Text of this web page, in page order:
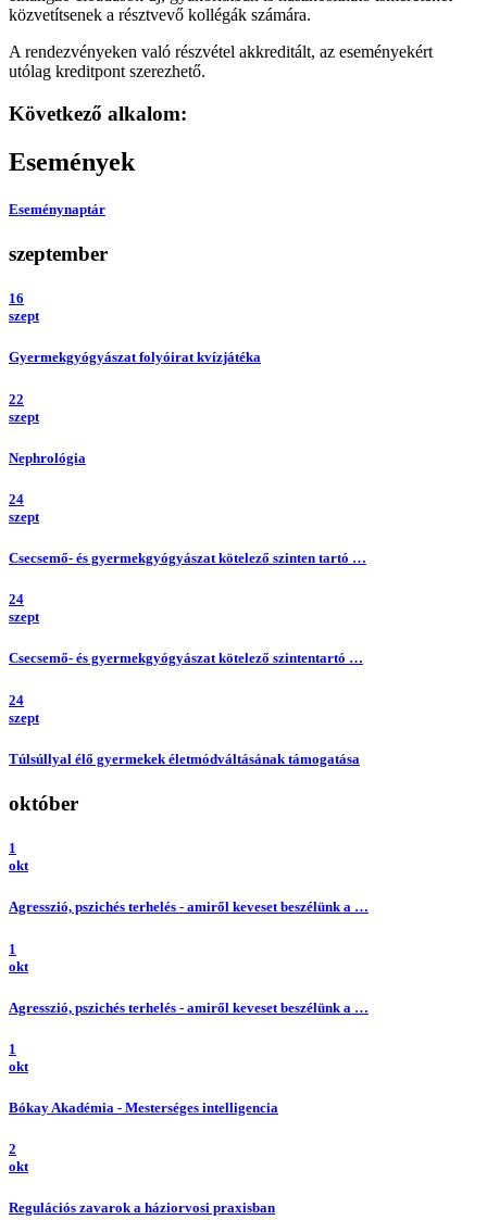
közvetítsenek a résztvevő kollégák számára.
A rendezvényeken való részvétel akkreditált, az eseményekért
utólag kreditpont szerezhető.
Következő alkalom:
Események
Eseménynaptár
szeptember
16
szept
Gyermekgyógyászat folyóirat kvízjátéka
22
szept
Nephrológia
24
szept
Csecsemő- és gyermekgyógyászat kötelező szinten tartó …
24
szept
Csecsemő- és gyermekgyógyászat kötelező szintentartó …
24
szept
Túlsúllyal élő gyermekek életmódváltásának támogatása
október
1
okt
Agresszió, pszichés terhelés - amiről keveset beszélünk a …
1
okt
Agresszió, pszichés terhelés - amiről keveset beszélünk a …
1
okt
Bókay Akadémia - Mesterséges intelligencia
2
okt
Regulációs zavarok a háziorvosi praxisban